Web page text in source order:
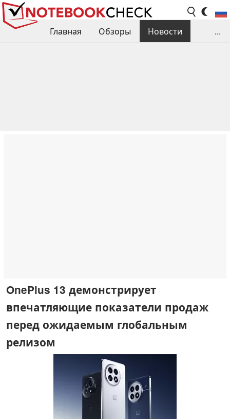
Главная Обзоры
Новости
...
OnePlus 13 демонстрирует
впечатляющие показатели продаж
перед ожидаемым глобальным
релизом